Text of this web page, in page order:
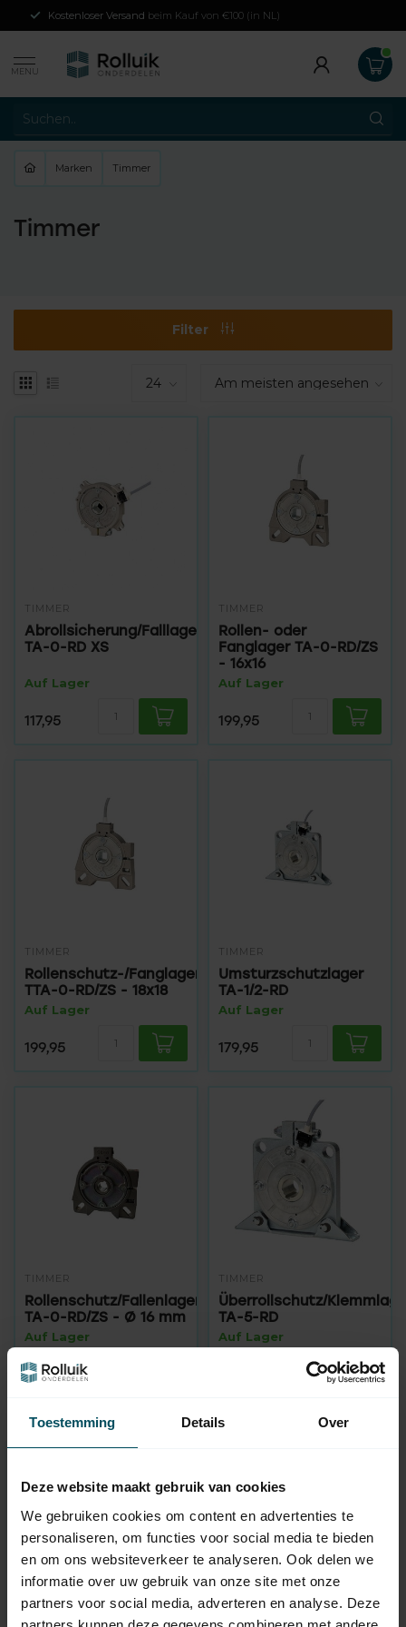
Toestemming Details Over
Deze website maakt gebruik van cookies
We gebruiken cookies om content en advertenties te
personaliseren, om functies voor social media te bieden
en om ons websiteverkeer te analyseren. Ook delen we
informatie over uw gebruik van onze site met onze
partners voor social media, adverteren en analyse. Deze
Kostenloser Versand beim Kauf von €100 (in NL)
MENU
Marken Timmer
Timmer
Filter
TIMMER
Abrollsicherung/Falllager
TA-0-RD XS
Auf Lager
117,95
TIMMER
Rollen- oder
Fanglager TA-0-RD/ZS
- 16x16
Auf Lager
199,95
TIMMER
Rollenschutz-/Fanglager
TTA-0-RD/ZS - 18x18
Auf Lager
199,95
TIMMER
Umsturzschutzlager
TA-1/2-RD
Auf Lager
179,95
TIMMER
Rollenschutz/Fallenlager
TA-0-RD/ZS - Ø 16 mm
Auf Lager
149,95
TIMMER
Überrollschutz/
TA-5-RD
Auf Lager
Benötigen Sie Hilfe bei der
Kontaktieren Sie einen unserer Mitarbeiter
Fragen Sie uns